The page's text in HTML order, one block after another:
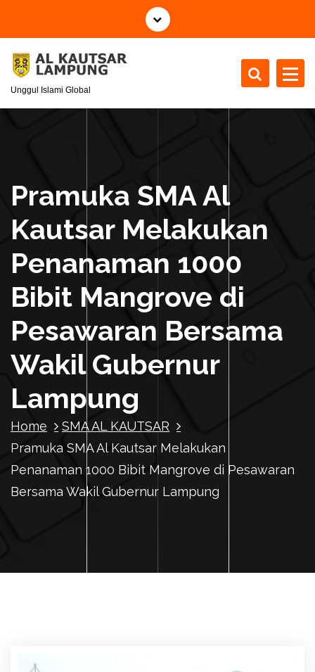
i
c
Unggul Islami Global
Pramuka SMA Al
Kautsar Melakukan
Penanaman 1000
Bibit Mangrove di
Pesawaran Bersama
Wakil Gubernur
Lampung
Home
SMA AL KAUTSAR
Pramuka SMA Al Kautsar Melakukan
Penanaman 1000 Bibit Mangrove di Pesawaran
Bersama Wakil Gubernur Lampung